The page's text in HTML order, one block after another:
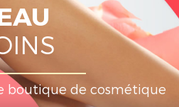
boutique de cosmétique